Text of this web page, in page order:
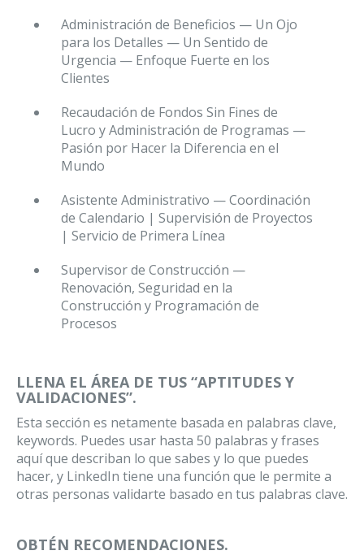
Administración de Beneficios — Un Ojo
para los Detalles — Un Sentido de
Urgencia — Enfoque Fuerte en los
Clientes
Recaudación de Fondos Sin Fines de
Lucro y Administración de Programas —
Pasión por Hacer la Diferencia en el
Mundo
Asistente Administrativo — Coordinación
de Calendario | Supervisión de Proyectos
| Servicio de Primera Línea
Supervisor de Construcción —
Renovación, Seguridad en la
Construcción y Programación de
Procesos
LLENA EL ÁREA DE TUS “APTITUDES Y
VALIDACIONES”.
Esta sección es netamente basada en palabras clave,
keywords. Puedes usar hasta 50 palabras y frases
aquí que describan lo que sabes y lo que puedes
hacer, y LinkedIn tiene una función que le permite a
otras personas validarte basado en tus palabras clave.
OBTÉN RECOMENDACIONES.